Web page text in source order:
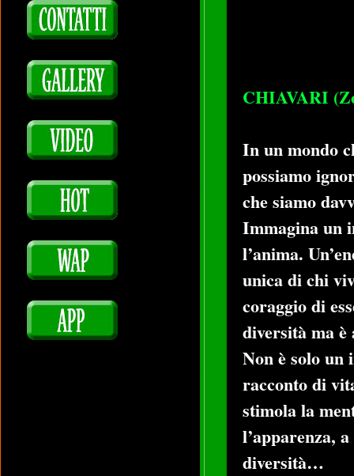
CHIAVARI
In un mondo
possiamo
che siamo
Immagina un
l’anima.
unica di chi
coraggio di
diversità ma è
Non è solo un
racconto di
stimola la
l’apparenza,
diversità…